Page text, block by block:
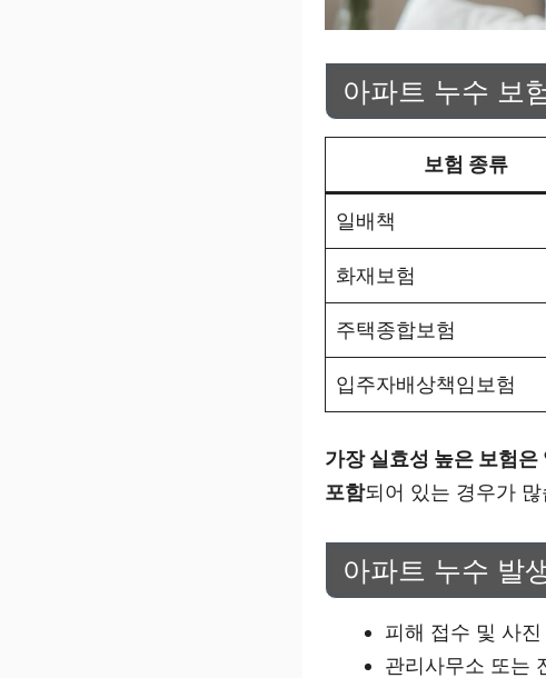
아파트 누수 보
보험 종류
일배책
화재보험
주택종합보험
입주자배상책임보험
가장 실효성 높은 보험은
포함되어 있는 경우가 많
아파트 누수 발
피해 접수 및 사진
관리사무소 또는